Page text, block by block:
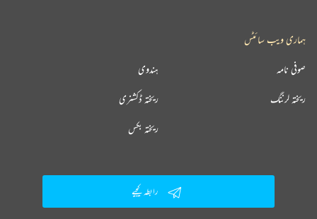
ہماری ویب سائٹس
ہندوی صوفی نامہ
ریختہ ڈکشنری ریختہ لرننگ
ریختہ بکس
رابطہ کیجیے